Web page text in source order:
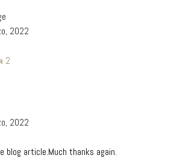
2022
2
2022
blog article.Much thanks again.